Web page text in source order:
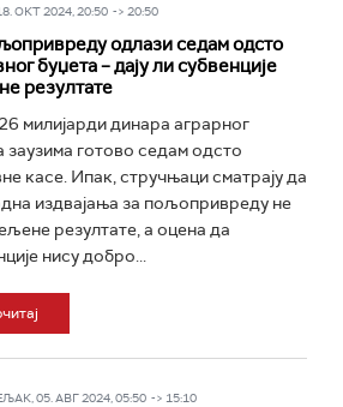
ОКТ 2024, 20:50 -> 20:50
одлази седам одсто
буџета – дају ли субвенције
резултате
милијарди динара аграрног
заузима готово седам одсто
касе. Ипак, стручњаци сматрају да
издвајања за пољопривреду не
резултате, а оцена да
нису добро...
05. АВГ 2024, 05:50 -> 15:10